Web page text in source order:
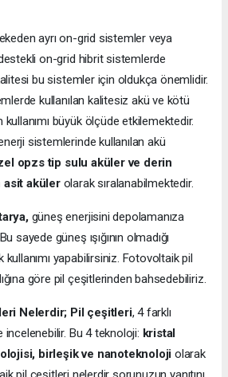
ayrı on-grid sistemler veya
on-grid hibrit sistemlerde
bu sistemler için oldukça önemlidir.
kullanılan kalitesiz akü ve kötü
büyük ölçüde etkilemektedir.
sistemlerinde kullanılan akü
opzs tip sulu aküler ve derin
asit akülerolarak sıralanabilmektedir.
güneş enerjisini depolamanıza
sayede güneş ışığının olmadığı
yapabilirsiniz. Fotovoltaik pil
göre pil çeşitlerinden bahsedebiliriz.
Nelerdir; Pil çeşitleri, 4 farklı
Bu 4 teknoloji: kristal
birleşik ve nanoteknoloji olarak